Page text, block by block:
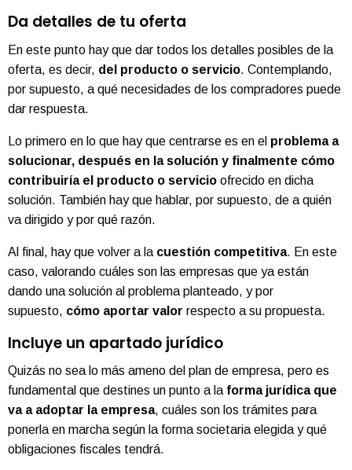
Da detalles de tu oferta
En este punto hay que dar todos los detalles posibles de la
oferta, es decir, del producto o servicio. Contemplando,
por supuesto, a qué necesidades de los compradores puede
dar respuesta.
Lo primero en lo que hay que centrarse es en el problema a
solucionar, después en la solución y finalmente cómo
contribuiría el producto o servicio ofrecido en dicha
solución. También hay que hablar, por supuesto, de a quién
va dirigido y por qué razón.
Al final, hay que volver a la cuestión competitiva. En este
caso, valorando cuáles son las empresas que ya están
dando una solución al problema planteado, y por
supuesto, cómo aportar valor respecto a su propuesta.
Incluye un apartado jurídico
Quizás no sea lo más ameno del plan de empresa, pero es
fundamental que destines un punto a la forma jurídica que
va a adoptar la empresa, cuáles son los trámites para
ponerla en marcha según la forma societaria elegida y qué
obligaciones fiscales tendrá.